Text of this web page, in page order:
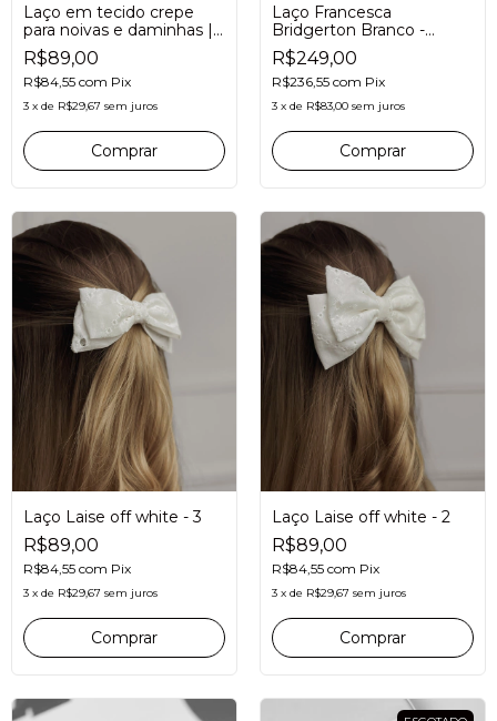
Laço em tecido crepe
para noivas e daminhas |
branco
R$89,00
R$84,55 com Pix
3 x de R$29,67 sem juros
Laço Francesca
Bridgerton Branco -
Edição limitada -
R$249,00
R$236,55 com Pix
3 x de R$83,00 sem juros
Laço Laise off white - 3
R$89,00
R$84,55 com Pix
3 x de R$29,67 sem juros
Laço Laise off white - 2
R$89,00
R$84,55 com Pix
3 x de R$29,67 sem juros